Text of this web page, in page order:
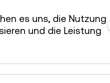
es uns, die Nutzung
und die Leistung